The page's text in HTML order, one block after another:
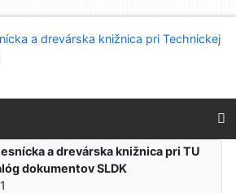
prístupnosti
a drevárska knižnica pri TU
dokumentov SLDK